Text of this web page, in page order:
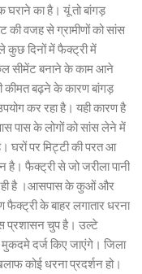
घराने का है। यूं तो बांगड़
की वजह से ग्रामीणों को सांस
कुछ दिनों में फैक्ट्री में
सीमेंट बनाने के काम आने
कीमत बढ़ने के कारण बांगड़
कर रहा है। यही कारण है
पास के लोगों को सांस लेने में
घरों पर मिट्टी की परत आ
है। फैक्ट्री से जो जरीला पानी
है ।आसपास के कुओं और
फैक्ट्री के बाहर लगातार धरना
प्रशासन चुप है। उल्टे
मुकदमे दर्ज किए जाएंगे। जिला
कोई धरना प्रदर्शन हो।